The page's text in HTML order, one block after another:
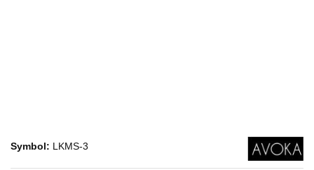
Symbol: LKMS-3